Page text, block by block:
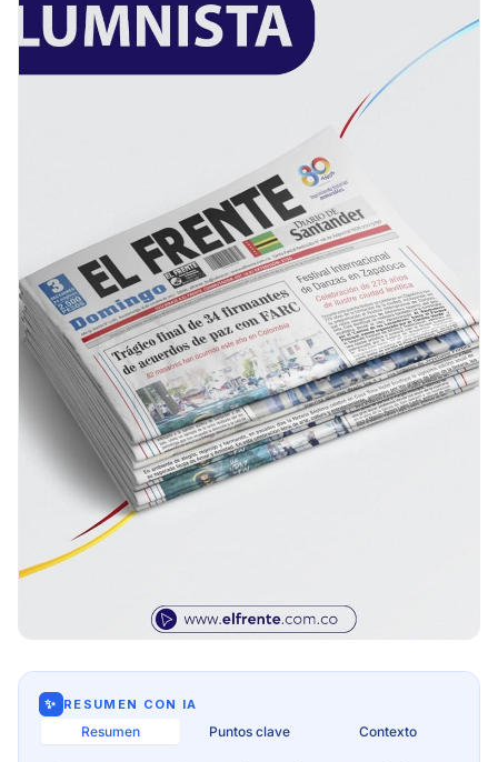
✨ RESUMEN CON IA
Resumen Puntos clave Contexto